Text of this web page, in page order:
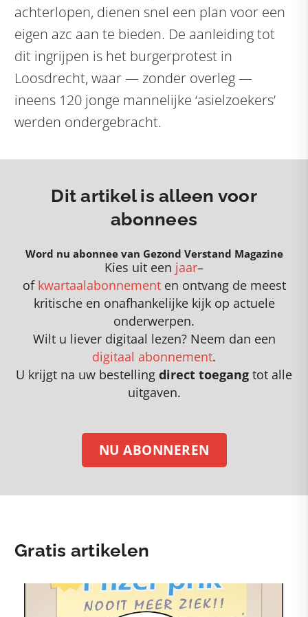
achterlopen, dienen snel een plan voor een
eigen azc aan te bieden. De aanleiding tot
dit ingrijpen is het burgerprotest in
Loosdrecht, waar — zonder overleg —
ineens 120 jonge mannelijke ‘asielzoekers’
werden ondergebracht.
Dit artikel is alleen voor
abonnees
Word nu abonnee van Gezond Verstand Magazine
Kies uit een jaar–
of kwartaalabonnementen ontvang de meest
kritische en onafhankelijke kijk op actuele
onderwerpen.
Wilt u liever digitaal lezen? Neem dan een
digitaal abonnement.
U krijgt na uw bestelling direct toegang tot alle
uitgaven.
NU ABONNEREN
Gratis artikelen